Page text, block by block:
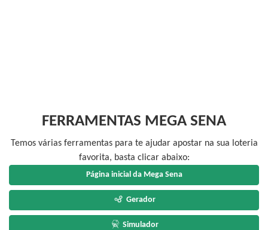
FERRAMENTAS MEGA SENA
Temos várias ferramentas para te ajudar apostar na sua loteria
favorita, basta clicar abaixo:
Página inicial da Mega Sena
Gerador
Simulador